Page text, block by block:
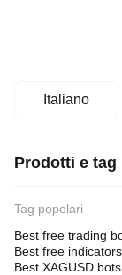
Italiano
Prodotti e tag
Tag popolari
Best free trading
Best free indicators
Best XAGUSD bots